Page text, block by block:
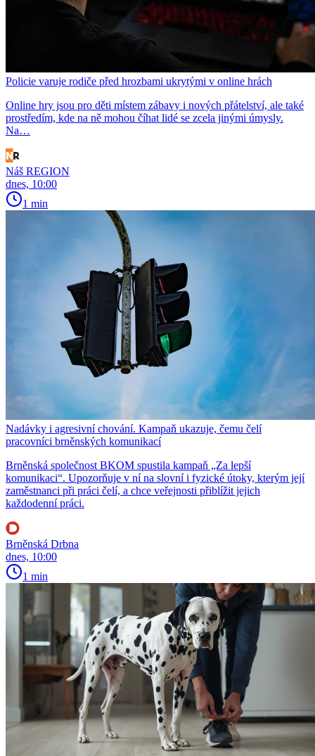
Policie varuje rodiče před hrozbami ukrytými v online hrách
Online hry jsou pro děti místem zábavy i nových přátelství, ale také
prostředím, kde na ně mohou číhat lidé se zcela jinými úmysly.
Na…
Náš REGION
dnes, 10:00
1 min
Nadávky i agresivní chování. Kampaň ukazuje, čemu čelí
pracovníci brněnských komunikací
Brněnská společnost BKOM spustila kampaň „Za lepší
komunikaci“. Upozorňuje v ní na slovní i fyzické útoky, kterým její
zaměstnanci při práci čelí, a chce veřejnosti přiblížit jejich
každodenní práci.
Brněnská Drbna
dnes, 10:00
1 min